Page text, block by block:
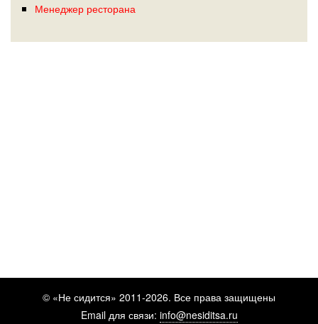
Менеджер ресторана
© «Не сидится» 2011-2026. Все права защищены
Email для связи: info@nesiditsa.ru